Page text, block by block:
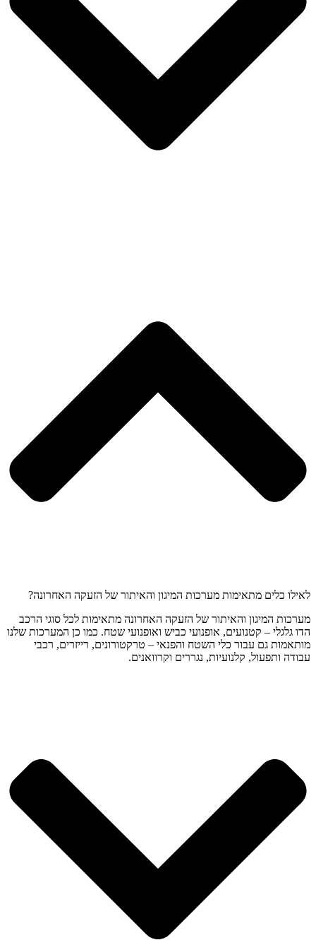
לאילו כלים מתאימות מערכות המיגון והאיתור של הזעקה האחרונה?
מערכות המיגון והאיתור של הזעקה האחרונה מתאימות לכל סוגי הרכב
הדו גלגלי – קטנועים, אופנועי כביש ואופנועי שטח. כמו כן המערכות שלנו
מותאמות גם עבור כלי השטח והפנאי – טרקטורונים, רייזרים, רכבי
עבודה ותפעול, קלנועיות, נגררים וקרוואנים.